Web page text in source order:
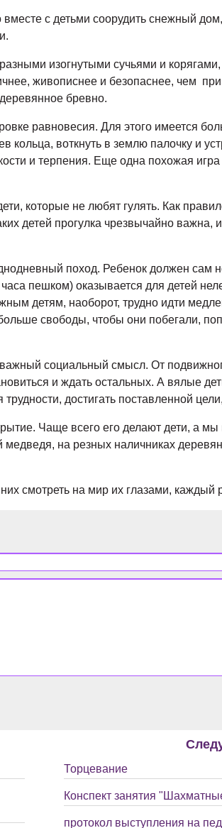
с детьми соорудить снежный
изогнутыми сучьями и
живописнее и безопаснее, чем
бревно.
равновесия. Для этого имеется
кольца, воткнуть в землю палочку и
и терпения. Еще одна похожая
которые не любят гулять. Как
детей прогулка чрезвычайно
поход. Ребенок должен сам
пешком) оказывается для детей
детям, наоборот, трудно идти
свободы, чтобы они побегали,
социальный смысл. От
и ждать остальных. А вялые
достигать поставленной
Чаще всего его делают дети, а
на резных наличниках
смотреть на мир их глазами, каждый
Торцевание
Конспект занятия
протокол выступления на